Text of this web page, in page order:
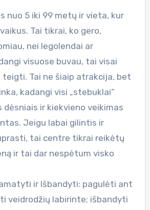
Tai tikrai, ko gero,
nei legolendai ar
visuose buvau, tai visai
Tai ne šiaip atrakcija, bet
kadangi visi „stebuklai“
ir kiekvieno veikimas
Jeigu labai gilintis ir
tai centre tikrai reikėtų
ir tai dar nespėtum visko
ir Išbandyti: pagulėti ant
veidrodžių labirinte; išbandyti